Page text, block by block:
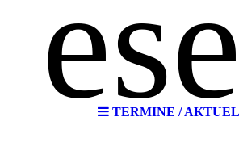
TERMINE /